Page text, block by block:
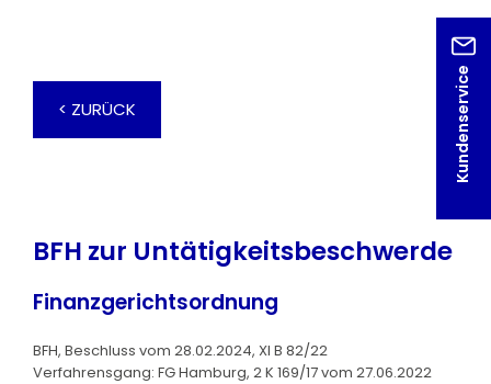
Kundenservice
< ZURÜCK
BFH zur Untätigkeitsbeschwerde
Finanzgerichtsordnung
BFH, Beschluss vom 28.02.2024, XI B 82/22
Verfahrensgang: FG Hamburg, 2 K 169/17 vom 27.06.2022